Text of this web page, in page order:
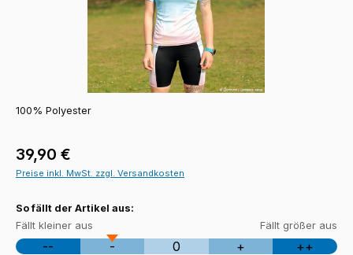
100% Polyester
Regulärer Preis:
39,90 €
Preise inkl. MwSt. zzgl. Versandkosten
So fällt der Artikel aus:
Fällt kleiner aus Fällt größer aus
-- - 0 + ++